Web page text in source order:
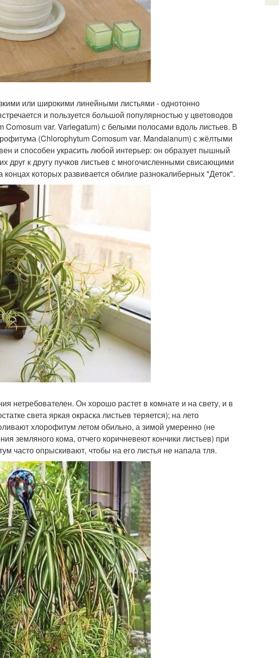
или широкими линейными листьями - однотонно
и пользуется большой популярностью у цветоводов
var. Variegatum) с белыми полосами вдоль листьев. В
(Chlorophytum Comosum var. Mandaianum) с жёлтыми
и способен украсить любой интерьер: он образует пышный
друг к другу пучков листьев с многочисленными свисающими
которых развивается обилие разнокалиберных "Деток".
нетребователен. Он хорошо растет в комнате и на свету, и в
света яркая окраска листьев теряется); на лето
хлорофитум летом обильно, а зимой умеренно (не
земляного кома, отчего коричневеют кончики листьев) при
часто опрыскивают, чтобы на его листья не напала тля.